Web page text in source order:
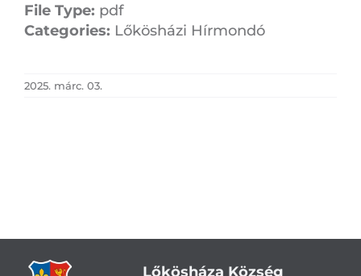
File Type: pdf
Categories: Lőkösházi Hírmondó
2025. márc. 03.
Lőkösháza Község